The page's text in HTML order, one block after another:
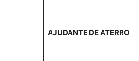
AJUDANTE DE ATERRO